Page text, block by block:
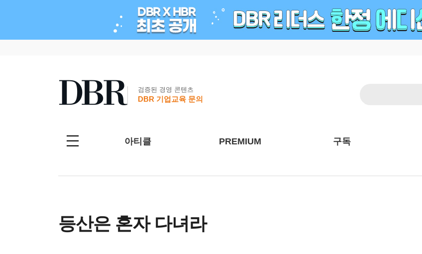
검증된 경영 콘텐츠
DBR 기업교육 문의
아티클 PREMIUM 구독
등산은 혼자 다녀라